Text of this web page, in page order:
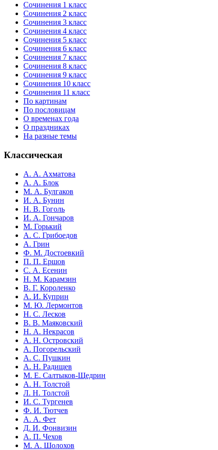
Сочинения 1 класс
Сочинения 2 класс
Сочинения 3 класс
Сочинения 4 класс
Сочинения 5 класс
Сочинения 6 класс
Сочинения 7 класс
Сочинения 8 класс
Сочинения 9 класс
Сочинения 10 класс
Сочинения 11 класс
По картинам
По пословицам
О временах года
О праздниках
На разные темы
Классическая
А. А. Ахматова
А. А. Блок
М. А. Булгаков
И. А. Бунин
Н. В. Гоголь
И. А. Гончаров
М. Горький
А. С. Грибоедов
А. Грин
Ф. М. Достоевкий
П. П. Ершов
С. А. Есенин
Н. М. Карамзин
В. Г. Короленко
А. И. Куприн
М. Ю. Лермонтов
Н. С. Лесков
В. В. Маяковский
Н. А. Некрасов
А. Н. Островский
А. Погорельский
А. С. Пушкин
А. Н. Радищев
М. Е. Салтыков-Щедрин
А. Н. Толстой
Л. Н. Толстой
И. С. Тургенев
Ф. И. Тютчев
А. А. Фет
Д. И. Фонвизин
А. П. Чехов
М. А. Шолохов